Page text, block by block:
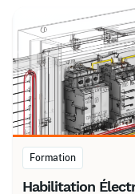
Formation
Habilitation